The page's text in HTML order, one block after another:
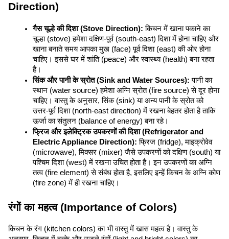
Direction)
गैस चूल्हे की दिशा (Stove Direction): किचन में खाना पकाने का
चूल्हा (stove) हमेशा दक्षिण-पूर्व (south-east) दिशा में होना चाहिए और
खाना बनाते समय आपका मुख (face) पूर्व दिशा (east) की ओर होना
चाहिए। इससे घर में शांति (peace) और स्वास्थ्य (health) बना रहता
है।
सिंक और पानी के स्रोत (Sink and Water Sources): पानी का
स्थान (water source) हमेशा अग्नि स्रोत (fire source) से दूर होना
चाहिए। वास्तु के अनुसार, सिंक (sink) या अन्य पानी के स्रोत को
उत्तर-पूर्व दिशा (north-east direction) में रखना बेहतर होता है ताकि
ऊर्जा का संतुलन (balance of energy) बना रहे।
फ्रिज और इलेक्ट्रिक उपकरणों की दिशा (Refrigerator and
Electric Appliance Direction): फ्रिज (fridge), माइक्रोवेव
(microwave), मिक्सर (mixer) जैसे उपकरणों को दक्षिण (south) या
पश्चिम दिशा (west) में रखना उचित होता है। इन उपकरणों का अग्नि
तत्व (fire element) से संबंध होता है, इसलिए इन्हें किचन के अग्नि कोण
(fire zone) में ही रखना चाहिए।
रंगों का महत्व (Importance of Colors)
किचन के रंग (kitchen colors) का भी वास्तु में खास महत्व है। वास्तु के